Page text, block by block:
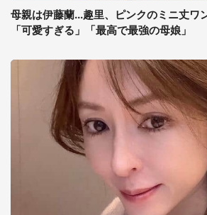
母親は伊藤蘭...趣里、ピンクのミニ丈ワ
「可愛すぎる」「最高で最強の母娘」